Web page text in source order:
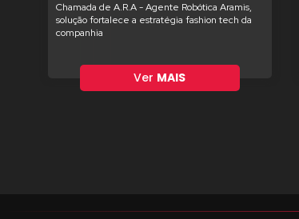
Chamada de A.R.A - Agente Robótica Aramis,
solução fortalece a estratégia fashion tech da
companhia
Ver MAIS